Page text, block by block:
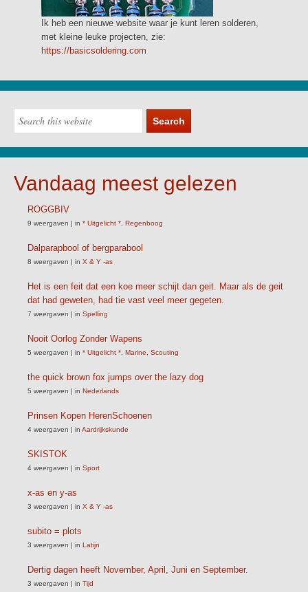
Ik heb een nieuwe website waar je kunt leren solderen,
met kleine leuke projecten, zie:
https://basicsoldering.com
Vandaag meest gelezen
ROGGBIV
9 weergaven | in * Uitgelicht * Regenboog
Dalparapbool of bergparabool
8 weergaven | in X & Y -as
Het is een feit dat een koe meer schijt dan geit. Maar als de geit
dat had geweten, had tie vast veel meer gegeten.
7 weergaven | in Spelling
Nooit Oorlog Zonder Wapens
5 weergaven | in * Uitgelicht * Marine Scouting
the quick brown fox jumps over the lazy dog
5 weergaven | in Nederlands
Prinsen Kopen HerenSchoenen
4 weergaven | in Aardrijkskunde
SKISTOK
4 weergaven | in Sport
x-as en y-as
3 weergaven | in X & Y -as
subito = plots
3 weergaven | in Latijn
Dertig dagen heeft November, April, Juni en September.
3 weergaven | in Tijd